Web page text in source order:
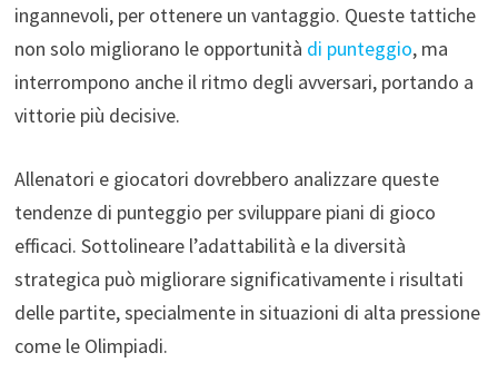
ingannevoli, per ottenere un vantaggio. Queste tattiche
non solo migliorano le opportunità di punteggio, ma
interrompono anche il ritmo degli avversari, portando a
vittorie più decisive.
Allenatori e giocatori dovrebbero analizzare queste
tendenze di punteggio per sviluppare piani di gioco
efficaci. Sottolineare l’adattabilità e la diversità
strategica può migliorare significativamente i risultati
delle partite, specialmente in situazioni di alta pressione
come le Olimpiadi.